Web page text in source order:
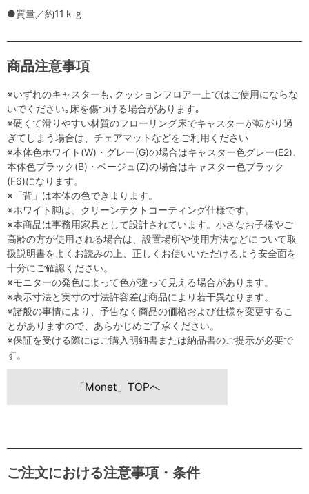
●質量／約11ｋｇ
商品注意事項
※いずれのキャスターも､クッションフロアー上ではご使用にならな
いでください｡床を傷つける場合があります｡
※硬くて滑りやすい材質のフローリング床でキャスターが転がり過
ぎてしまう場合は、チェアマットなどをご利用ください
※本体色ホワイト(W)・グレー(G)の場合はキャスター色グレー(E2)、
本体色ブラック(B)・ベージュ(Z)の場合はキャスター色ブラック
(F6)になります。
※「背」は本体の色できまります。
※ホワイト脚は、クリーンテクトコーティング仕様です。
※本商品は事務用家具として設計されています。小さなお子様やご
高齢の方が使用される場合は、設置場所や使用方法などについて取
扱説明書をよくお読みの上、正しくお使いいただけるよう安全面を
十分にご確認ください。
※モニターの発色によって色が違って見える場合があります。
※表示寸法と実寸の寸法許容差は商品により若干異なります。
※諸般の事情により、予告なく商品の価格および仕様を変更するこ
とがありますので、あらかじめご了承ください。
※保証を受ける際にはご購入明細書または納品書のご提示が必要で
す。
「Monet」TOPへ
ご注文における注意事項・条件